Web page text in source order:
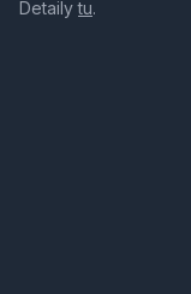
Detailytu.